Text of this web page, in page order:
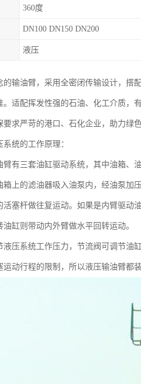
360度
DN100 DN150 DN200
液压
的输油臂，采用全密闭传输设计，搭
。适配挥发性强的石油、化工介质，
要求严苛的港口、石化企业，助力绿色
统的工作原理：
臂有三套油缸驱动系统，其中油箱、
箱上的滤油器吸入油泵内，经油泵加
活塞杆做往复运动。如果是内臂驱动
油缸则带动内外臂做水平回转运动。
液压系统工作压力，节流阀可调节油
运动行程的限制，所以液压输油臂都